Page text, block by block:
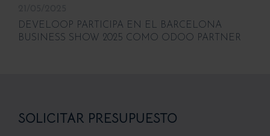
DEVELOOP PARTICIPA EN EL BARCELONA
BUSINESS SHOW 2025 COMO ODOO PARTNER
SOLICITAR PRESUPUESTO